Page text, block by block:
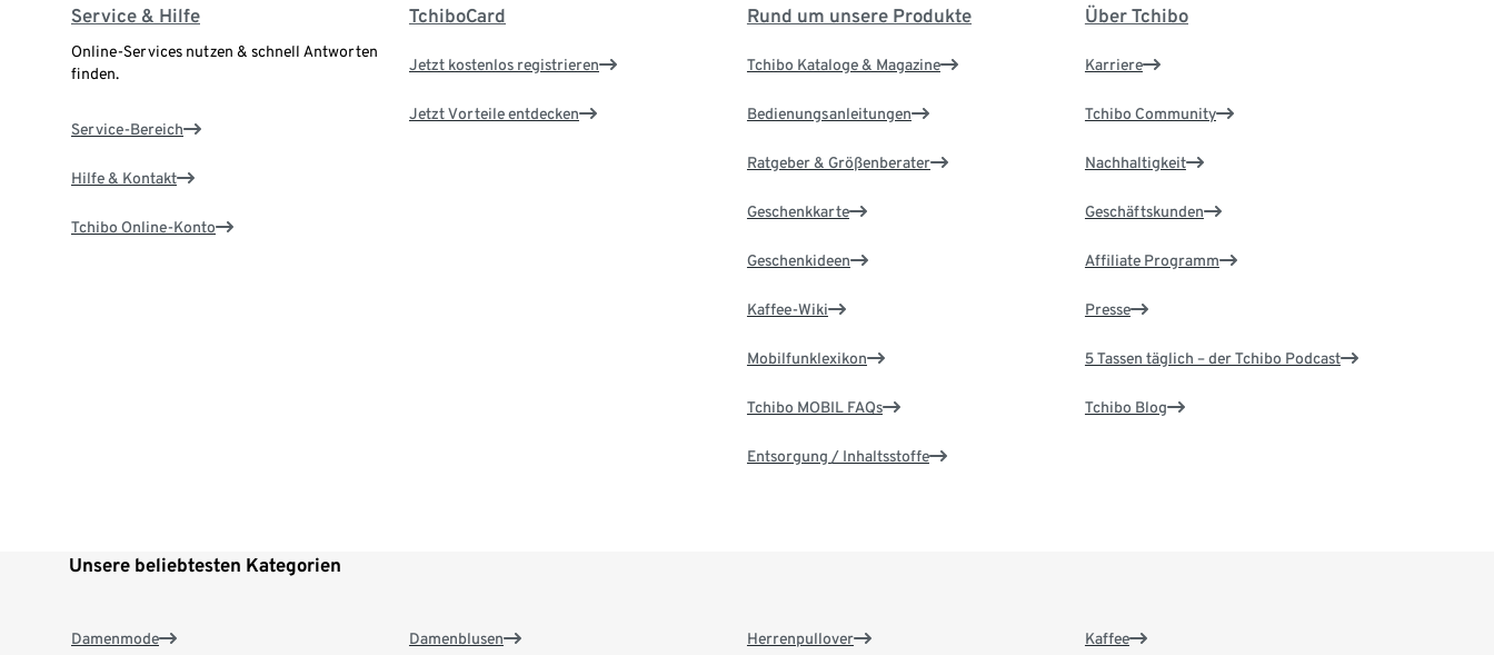
Service & Hilfe
Online-Services nutzen & schnell Antworten
finden.
Service-Bereich
Hilfe & Kontakt
Tchibo Online-Konto
TchiboCard
Jetzt kostenlos registrieren
Jetzt Vorteile entdecken
Rund um unsere Produkte
Tchibo Kataloge & Magazine
Bedienungsanleitungen
Ratgeber & Größenberater
Geschenkkarte
Geschenkideen
Kaffee-Wiki
Mobilfunklexikon
Tchibo MOBIL FAQs
Entsorgung / Inhaltsstoffe
Über Tchibo
Karriere
Tchibo Community
Nachhaltigkeit
Geschäftskunden
Affiliate Programm
Presse
5 Tassen täglich – der Tchibo Podcast
Tchibo Blog
Unsere beliebtesten Kategorien
Damenmode Damenblusen Herrenpullover Kaffee